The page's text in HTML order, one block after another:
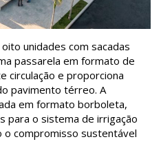
unidades com sacadas
passarela em formato de
circulação e proporciona
pavimento térreo. A
em formato borboleta,
para o sistema de irrigação
compromisso sustentável